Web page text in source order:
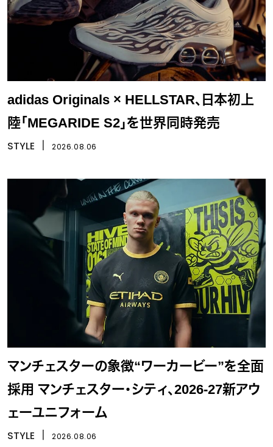
adidas Originals × HELLSTAR、日本初上
陸「MEGARIDE S2」を世界同時発売
STYLE 2026.08.06
マンチェスターの象徴“ワーカービー”を全面
採用 マンチェスター・シティ、2026-27新アウ
ェーユニフォーム
STYLE 2026.08.06